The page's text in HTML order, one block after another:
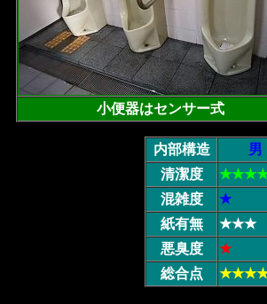
小便器はセンサー式
内部構造 男
清潔度
混雑度
★
紙有無
★★★
悪臭度
★
総合点